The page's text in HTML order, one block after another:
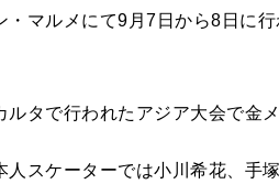
・マルメにて9月7日から8日に
ルタで行われたアジア大会で金
人スケーターでは小川希花、手